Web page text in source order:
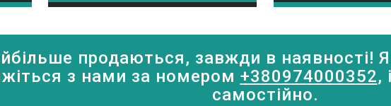
продаються, завжди в наявності!
з нами за номером +380974000352,
самостійно.